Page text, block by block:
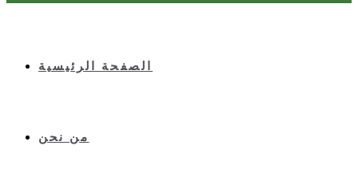
الصفحة الرئيسية
من نحن